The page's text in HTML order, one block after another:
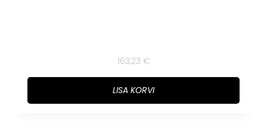
163,23 €
LISA KORVI